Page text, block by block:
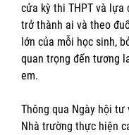
cửa kỳ thi THPT và lựa
trở thành ai và theo
lớn của mỗi học sinh,
quan trọng đến tương
em.
Thông qua Ngày hội
Nhà trường thực hiện